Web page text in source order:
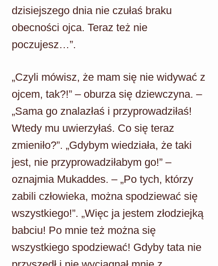
dzisiejszego dnia nie czułaś braku
obecności ojca. Teraz też nie
poczujesz…”.
„Czyli mówisz, że mam się nie widywać z
ojcem, tak?!” – oburza się dziewczyna. –
„Sama go znalazłaś i przyprowadziłaś!
Wtedy mu uwierzyłaś. Co się teraz
zmieniło?”. „Gdybym wiedziała, że taki
jest, nie przyprowadziłabym go!” –
oznajmia Mukaddes. – „Po tych, którzy
zabili człowieka, można spodziewać się
wszystkiego!”. „Więc ja jestem złodziejką
babciu! Po mnie też można się
wszystkiego spodziewać! Gdyby tata nie